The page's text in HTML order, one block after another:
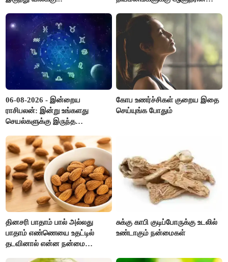
தமிழ்நாடு அரசு அதிரடி..!
06-08-2026 - இன்றைய
ராசிபலன்: இன்று உங்களது
செயல்களுக்கு இருந்த
எதிர்பார்த்த உதவிகள் கிடைக்கும்.
பணவரத்து கூடும்..!
கோப உணர்ச்சிகள் குறைய இதை
செய்யுங்க போதும்
தினசரி பாதாம் பால் அல்லது
பாதாம் எண்ணெயை உதட்டில்
தடவினால் என்ன நன்மை
சுக்கு காபி குடிப்போருக்கு உடலில்
உண்டாகும் நன்மைகள்